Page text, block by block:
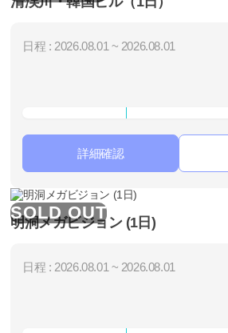
日程 : 2026.08.01 ~ 2026.08.01
詳細確認
SOLD OUT
明洞メガビジョン (1日)
日程 : 2026.08.01 ~ 2026.08.01